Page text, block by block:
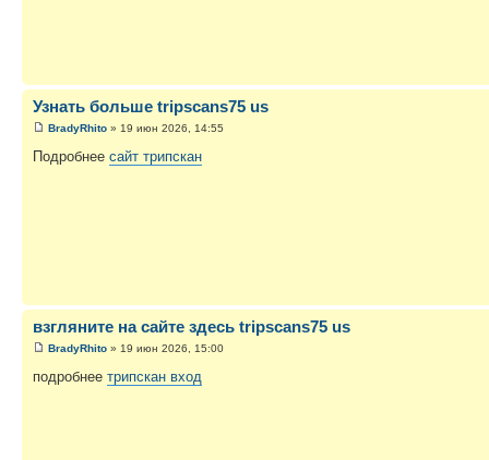
Узнать больше tripscans75 us
BradyRhito » 19 июн 2026, 14:55
Подробнее сайт трипскан
взгляните на сайте здесь tripscans75 us
BradyRhito » 19 июн 2026, 15:00
подробнее трипскан вход